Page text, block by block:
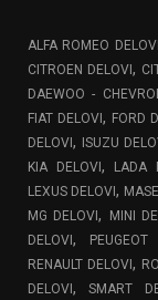
ALFA ROMEO DELOVI
CITROEN DELOVI,
DAEWOO -
FIAT DELOVI, FORD
DELOVI, ISUZU
KIA DELOVI, LADA
LEXUS DELOVI,
MG DELOVI, MINI
DELOVI, PEUGEOT
RENAULT DELOVI,
DELOVI,SMART